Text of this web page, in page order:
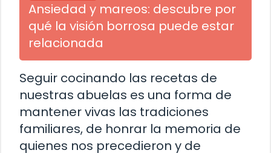
Ansiedad y mareos: descubre por
qué la visión borrosa puede estar
relacionada
Seguir cocinando las recetas de
nuestras abuelas es una forma de
mantener vivas las tradiciones
familiares, de honrar la memoria de
quienes nos precedieron y de